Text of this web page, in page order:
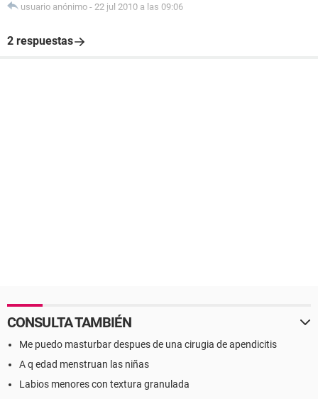
usuario anónimo - 22 jul 2010 a las 09:06
2 respuestas
CONSULTA TAMBIÉN
Me puedo masturbar despues de una cirugia de apendicitis
A q edad menstruan las niñas
Labios menores con textura granulada